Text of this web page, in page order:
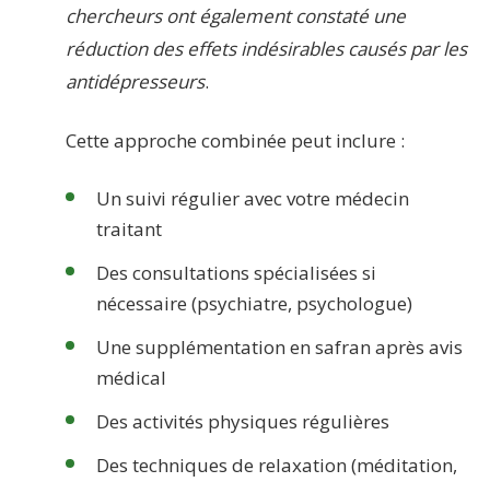
chercheurs ont également constaté une
réduction des effets indésirables causés par les
antidépresseurs.
Cette approche combinée peut inclure :
Un suivi régulier avec votre médecin
traitant
Des consultations spécialisées si
nécessaire (psychiatre, psychologue)
Une supplémentation en safran après avis
médical
Des activités physiques régulières
Des techniques de relaxation (méditation,